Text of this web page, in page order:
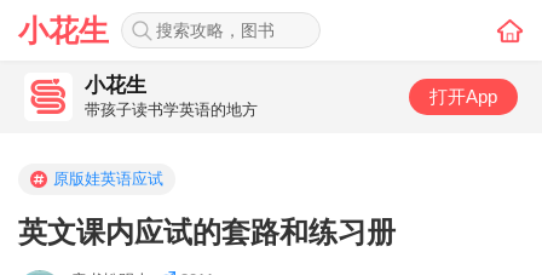
小花生
小花生
带孩子读书学英语的地方
打开App
原版娃英语应试
英文课内应试的套路和练习册